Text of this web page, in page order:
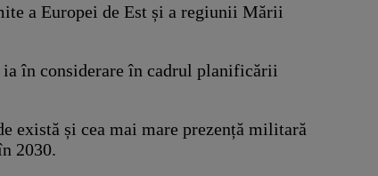
a Europei de Est și a regiunii Mării
în considerare în cadrul planificării
există și cea mai mare prezență militară
2030.